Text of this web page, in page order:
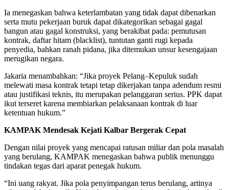
Ia menegaskan bahwa keterlambatan yang tidak dapat dibenarkan
serta mutu pekerjaan buruk dapat dikategorikan sebagai gagal
bangun atau gagal konstruksi, yang berakibat pada: pemutusan
kontrak, daftar hitam (blacklist), tuntutan ganti rugi kepada
penyedia, bahkan ranah pidana, jika ditemukan unsur kesengajaan
merugikan negara.
Jakaria menambahkan: “Jika proyek Pelang–Kepuluk sudah
melewati masa kontrak tetapi tetap dikerjakan tanpa adendum resmi
atau justifikasi teknis, itu merupakan pelanggaran serius. PPK dapat
ikut terseret karena membiarkan pelaksanaan kontrak di luar
ketentuan hukum.”
KAMPAK Mendesak Kejati Kalbar Bergerak Cepat
Dengan nilai proyek yang mencapai ratusan miliar dan pola masalah
yang berulang, KAMPAK menegaskan bahwa publik menunggu
tindakan tegas dari aparat penegak hukum.
“Ini uang rakyat. Jika pola penyimpangan terus berulang, artinya